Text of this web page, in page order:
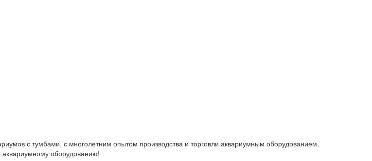
с тумбами, с многолетним опытом производства и торговли аквариумным оборудованием,
оборудованию!